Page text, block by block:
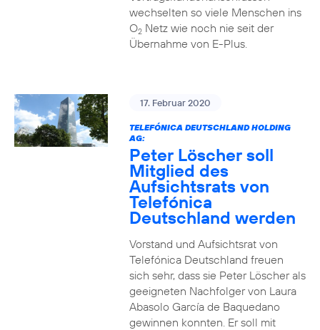
wechselten so viele Menschen ins
O2Netz wie noch nie seit der
Übernahme von E-Plus.
17. Februar 2020
TELEFÓNICA DEUTSCHLAND HOLDING
AG:
Peter Löscher soll
Mitglied des
Aufsichtsrats von
Telefónica
Deutschland werden
Vorstand und Aufsichtsrat von
Telefónica Deutschland freuen
sich sehr, dass sie Peter Löscher als
geeigneten Nachfolger von Laura
Abasolo García de Baquedano
gewinnen konnten. Er soll mit